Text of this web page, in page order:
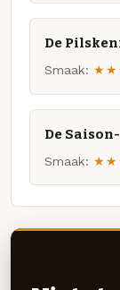
De
Smaak:
De
Smaak: